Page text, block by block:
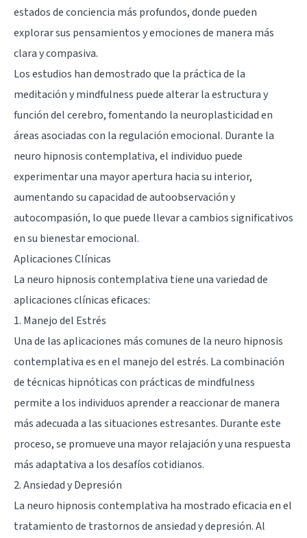
estados de conciencia más profundos, donde pueden
explorar sus pensamientos y emociones de manera más
clara y compasiva.
Los estudios han demostrado que la práctica de la
meditación y mindfulness puede alterar la estructura y
función del cerebro, fomentando la neuroplasticidad en
áreas asociadas con la regulación emocional. Durante la
neuro hipnosis contemplativa, el individuo puede
experimentar una mayor apertura hacia su interior,
aumentando su capacidad de autoobservación y
autocompasión, lo que puede llevar a cambios significativos
en su bienestar emocional.
Aplicaciones Clínicas
La neuro hipnosis contemplativa tiene una variedad de
aplicaciones clínicas eficaces:
1. Manejo del Estrés
Una de las aplicaciones más comunes de la neuro hipnosis
contemplativa es en el manejo del estrés. La combinación
de técnicas hipnóticas con prácticas de mindfulness
permite a los individuos aprender a reaccionar de manera
más adecuada a las situaciones estresantes. Durante este
proceso, se promueve una mayor relajación y una respuesta
más adaptativa a los desafíos cotidianos.
2. Ansiedad y Depresión
La neuro hipnosis contemplativa ha mostrado eficacia en el
tratamiento de trastornos de ansiedad y depresión. Al